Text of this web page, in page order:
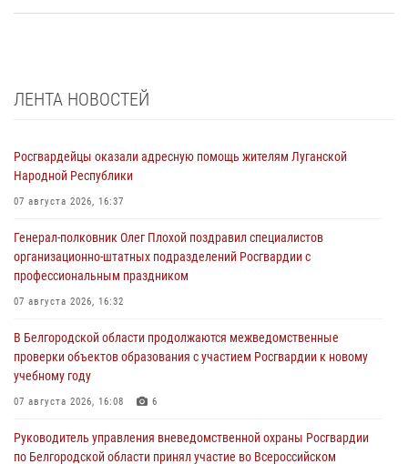
ЛЕНТА НОВОСТЕЙ
Росгвардейцы оказали адресную помощь жителям Луганской
Народной Республики
07 августа 2026, 16:37
Генерал-полковник Олег Плохой поздравил специалистов
организационно-штатных подразделений Росгвардии с
профессиональным праздником
07 августа 2026, 16:32
В Белгородской области продолжаются межведомственные
проверки объектов образования с участием Росгвардии к новому
учебному году
07 августа 2026, 16:08 6
Руководитель управления вневедомственной охраны Росгвардии
по Белгородской области принял участие во Всероссийском